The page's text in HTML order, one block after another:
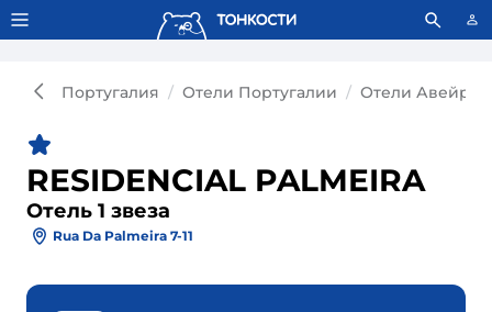
Тонкости используют сookie-файлы. Что это значит?
Португалия Отели Португалии Отели Авейру
RESIDENCIAL PALMEIRA
Отель 1 звеза
Rua Da Palmeira 7-11